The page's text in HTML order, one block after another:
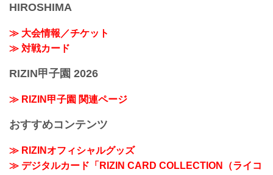
HIROSHIMA
≫ 大会情報／チケット
≫ 対戦カード
RIZIN甲子園 2026
≫ RIZIN甲子園 関連ページ
おすすめコンテンツ
≫ RIZINオフィシャルグッズ
≫ デジタルカード「RIZIN CARD COLLECTION（ライコ